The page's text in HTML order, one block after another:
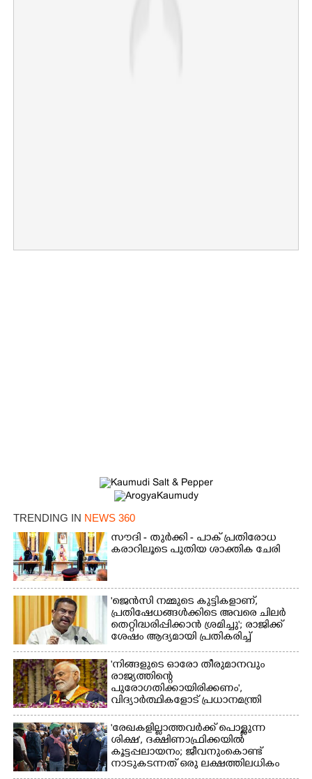
TRENDING IN NEWS 360
സൗദി - തുർക്കി - പാക് പ്രതിരോധ
കരാറിലൂടെ പുതിയ ശാക്തിക ചേരി
'ജെൻസി നമ്മുടെ കുട്ടികളാണ്,
പ്രതിഷേധങ്ങൾക്കിടെ അവരെ ചിലർ
തെറ്റിദ്ധരിപ്പിക്കാൻ ശ്രമിച്ചു'; രാജിക്ക്
ശേഷം ആദ്യമായി പ്രതികരിച്ച്
ധർമ്മേന്ദ്ര പ്രധാൻ
'നിങ്ങളുടെ ഓരോ തീരുമാനവും
രാജ്യത്തിന്റെ
പുരോഗതിക്കായിരിക്കണം',​
വിദ്യാർത്ഥികളോട് പ്രധാനമന്ത്രി
'രേഖകളില്ലാത്തവർക്ക് പൊള്ളുന്ന
ശിക്ഷ', ദക്ഷിണാഫ്രിക്കയിൽ
കൂട്ടപ്പലായനം; ജീവനുംകൊണ്ട്
നാടുകടന്നത് ഒരു ലക്ഷത്തിലധികം
പേർ